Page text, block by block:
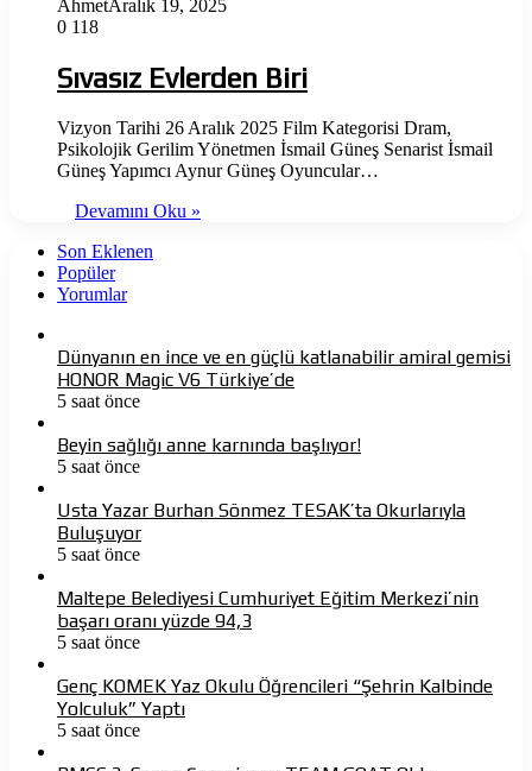
AhmetAralık 19, 2025
0 118
Sıvasız Evlerden Biri
Vizyon Tarihi 26 Aralık 2025 Film Kategorisi Dram,
Psikolojik Gerilim Yönetmen İsmail Güneş Senarist İsmail
Güneş Yapımcı Aynur Güneş Oyuncular…
Devamını Oku »
Son Eklenen
Popüler
Yorumlar
Dünyanın en ince ve en güçlü katlanabilir amiral gemisi
HONOR Magic V6 Türkiye’de
5 saat önce
Beyin sağlığı anne karnında başlıyor!
5 saat önce
Usta Yazar Burhan Sönmez TESAK’ta Okurlarıyla
Buluşuyor
5 saat önce
Maltepe Belediyesi Cumhuriyet Eğitim Merkezi’nin
başarı oranı yüzde 94,3
5 saat önce
Genç KOMEK Yaz Okulu Öğrencileri “Şehrin Kalbinde
Yolculuk” Yaptı
5 saat önce